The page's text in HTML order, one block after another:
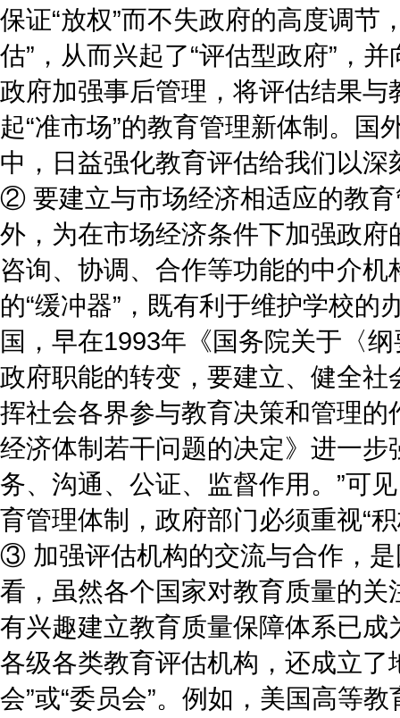
保证“放权”而不失政府的高度调节
估”，从而兴起了“评估型政府”，
政府加强事后管理，将评估结果
起“准市场”的教育管理新体制。
中，日益强化教育评估给我们以深
② 要建立与市场经济相适应的教
外，为在市场经济条件下加强政
咨询、协调、合作等功能的中介
的“缓冲器”，既有利于维护学校
国，早在1993年《国务院关于〈
政府职能的转变，要建立、健全
挥社会各界参与教育决策和管理
经济体制若干问题的决定》进一
务、沟通、公证、监督作用。”可
育管理体制，政府部门必须重视“
③ 加强评估机构的交流与合作，是
看，虽然各个国家对教育质量的
有兴趣建立教育质量保障体系已
各级各类教育评估机构，还成立
会”或“委员会”。例如，美国高等